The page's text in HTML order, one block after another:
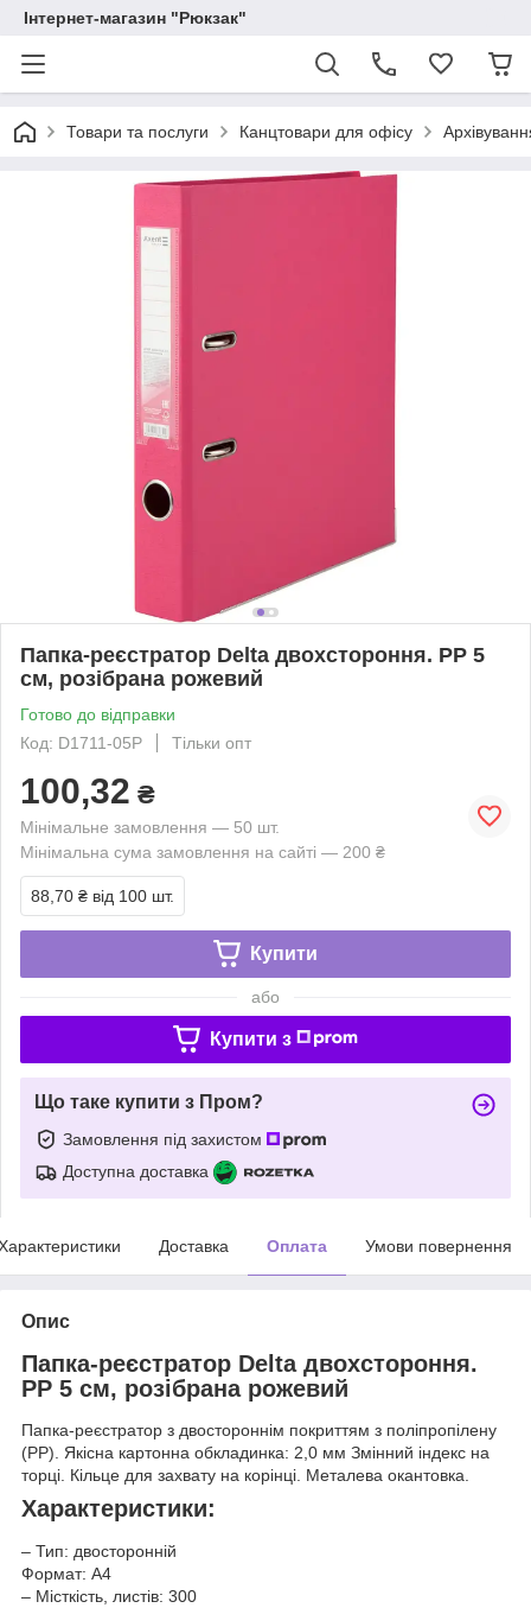
Інтернет-магазин "Рюкзак"
Товари та послуги Канцтовари для офісу
Папка-реєстратор Delta двохстороння. PP 5
см, розібрана рожевий
Готово до відправки
Код: D1711-05P
Тільки опт
100,32 ₴
Мінімальне замовлення — 50 шт.
Мінімальна сума замовлення на сайті — 200 ₴
88,70 ₴ від 100 шт.
Купити
або
Купити з
Що таке купити з Пром?
Замовлення під захистом
Доступна доставка
Доставка Оплата Умови повернення
Опис
Папка-реєстратор Delta двохстороння.
PP 5 см, розібрана рожевий
Папка-реєстратор з двостороннім покриттям з поліпропілену
(РР). Якісна картонна обкладинка: 2,0 мм Змінний індекс на
торці. Кільце для захвату на корінці. Металева окантовка.
Характеристики:
– Тип: двосторонній
Формат: A4
– Місткість, листів: 300